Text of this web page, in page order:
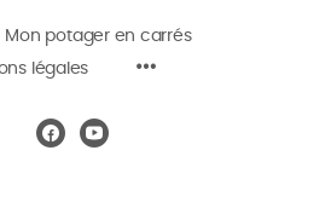
potager en carrés
légales